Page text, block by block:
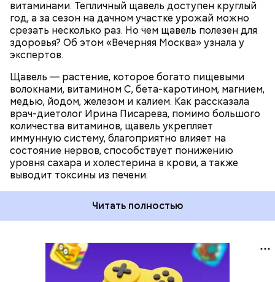
витаминами. Тепличный щавель доступен круглый
год, а за сезон на дачном участке урожай можно
срезать несколько раз. Но чем щавель полезен для
здоровья? Об этом «Вечерняя Москва» узнала у
экспертов.
Щавель — растение, которое богато пищевыми
волокнами, витамином С, бета-каротином, магнием,
медью, йодом, железом и калием. Как рассказала
врач-диетолог Ирина Писарева, помимо большого
количества витаминов, щавель укрепляет
иммунную систему, благоприятно влияет на
состояние нервов, способствует понижению
уровня сахара и холестерина в крови, а также
выводит токсины из печени.
Читать полностью